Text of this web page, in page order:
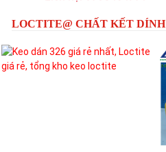
LOCTITE@ CHẤT KẾT DÍNH